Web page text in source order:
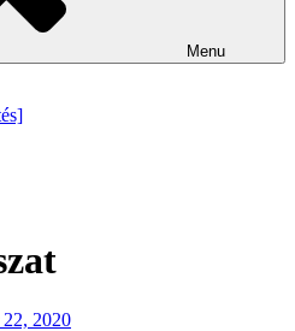
Menu
2020